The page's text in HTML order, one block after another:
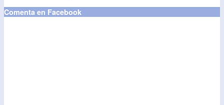
Comenta en Facebook